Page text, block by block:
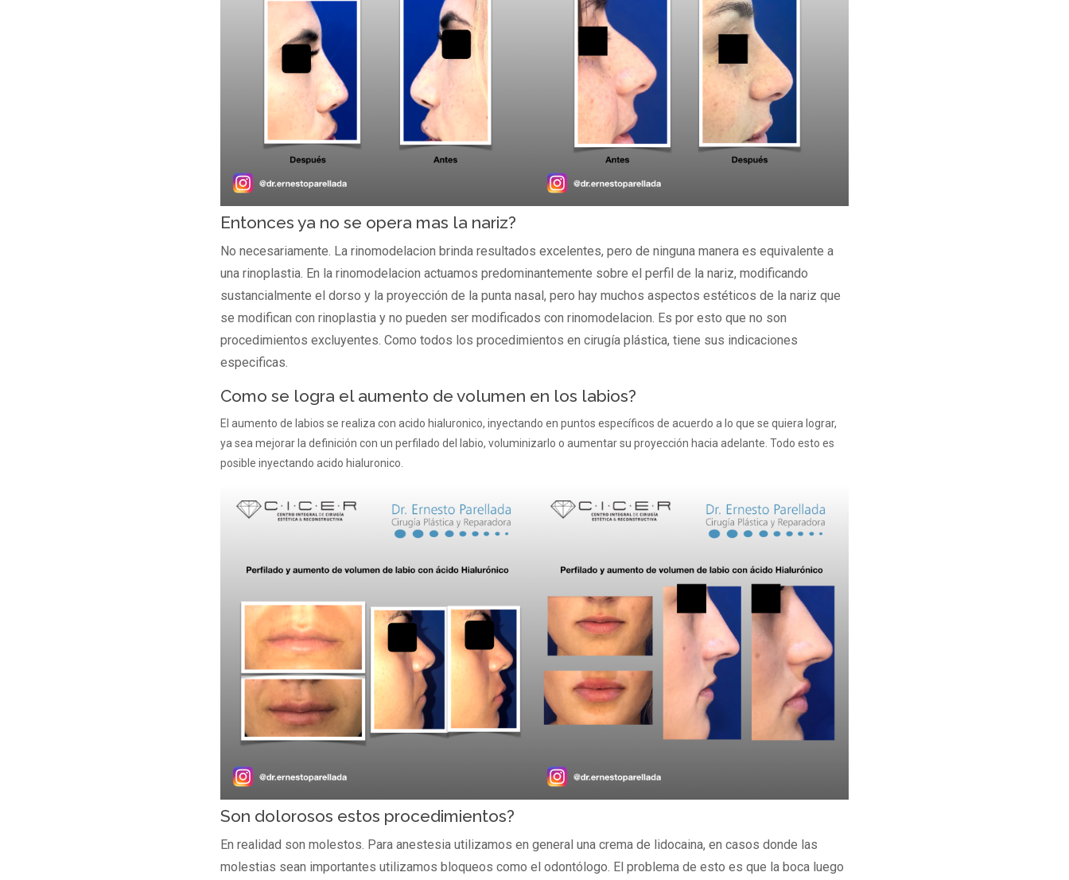
Entonces ya no se opera mas la nariz?
No necesariamente. La rinomodelacion brinda resultados excelentes, pero de ninguna manera es equivalente a
una rinoplastia. En la rinomodelacion actuamos predominantemente sobre el perfil de la nariz, modificando
sustancialmente el dorso y la proyección de la punta nasal, pero hay muchos aspectos estéticos de la nariz que
se modifican con rinoplastia y no pueden ser modificados con rinomodelacion. Es por esto que no son
procedimientos excluyentes. Como todos los procedimientos en cirugía plástica, tiene sus indicaciones
especificas.
Como se logra el aumento de volumen en los labios?
El aumento de labios se realiza con acido hialuronico, inyectando en puntos específicos de acuerdo a lo que se quiera lograr,
ya sea mejorar la definición con un perfilado del labio, voluminizarlo o aumentar su proyección hacia adelante. Todo esto es
posible inyectando acido hialuronico.
Son dolorosos estos procedimientos?
En realidad son molestos. Para anestesia utilizamos en general una crema de lidocaina, en casos donde las
molestias sean importantes utilizamos bloqueos como el odontólogo. El problema de esto es que la boca luego